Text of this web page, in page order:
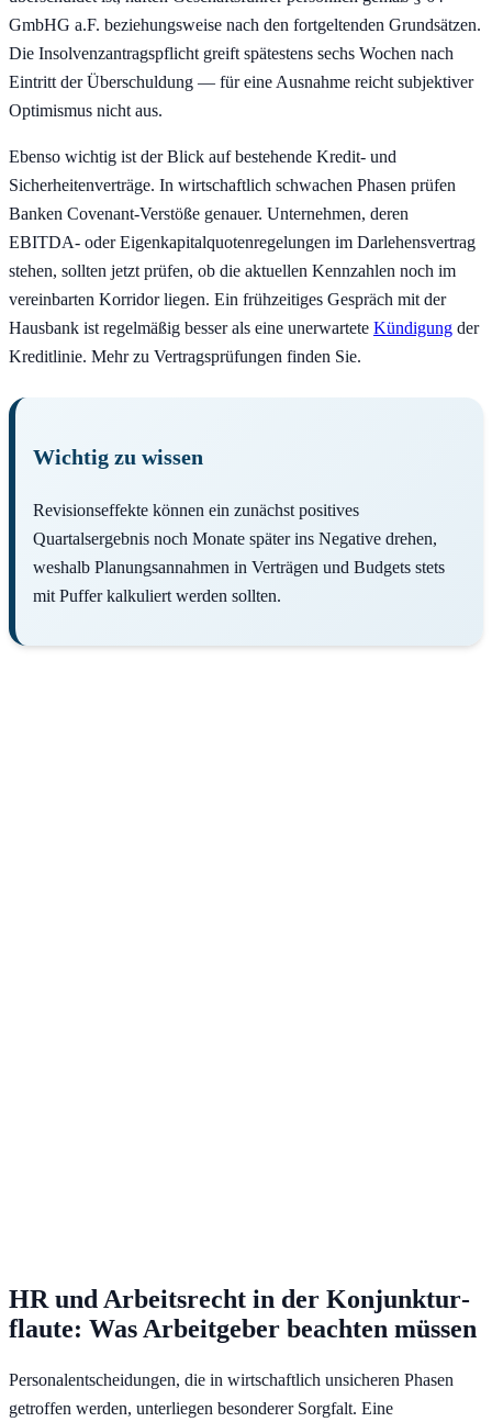
GmbHG a.F. beziehungsweise nach den fortgeltenden Grundsätzen.
Die Insolvenz­antragspflicht greift spätestens sechs Wochen nach
Eintritt der Überschuldung — für eine Ausnahme reicht subjektiver
Optimismus nicht aus.
Ebenso wichtig ist der Blick auf bestehende Kredit- und
Sicherheiten­verträge. In wirtschaftlich schwachen Phasen prüfen
Banken Covenant-Verstöße genauer. Unternehmen, deren
EBITDA- oder Eigenkapital­quoten­regelungen im Darlehens­vertrag
stehen, sollten jetzt prüfen, ob die aktuellen Kennzahlen noch im
vereinbarten Korridor liegen. Ein frühzeitiges Gespräch mit der
Hausbank ist regelmäßig besser als eine unerwartete Kündigung der
Kredit­linie. Mehr zu Vertrags­prüfungen finden Sie.
Wichtig zu wissen
Revisionseffekte können ein zunächst positives
Quartalsergebnis noch Monate später ins Negative drehen,
weshalb Planungs­annahmen in Verträgen und Budgets stets
mit Puffer kalkuliert werden sollten.
HR und Arbeitsrecht in der Konjunktur­
flaute: Was Arbeitgeber beachten müssen
Personalentscheidungen, die in wirtschaftlich unsicheren Phasen
getroffen werden, unterliegen besonderer Sorgfalt. Eine